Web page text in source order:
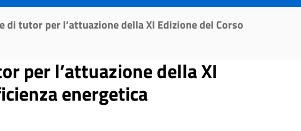
tutor per l’attuazione della XI Edizione del Corso
per l’attuazione della XI
energetica